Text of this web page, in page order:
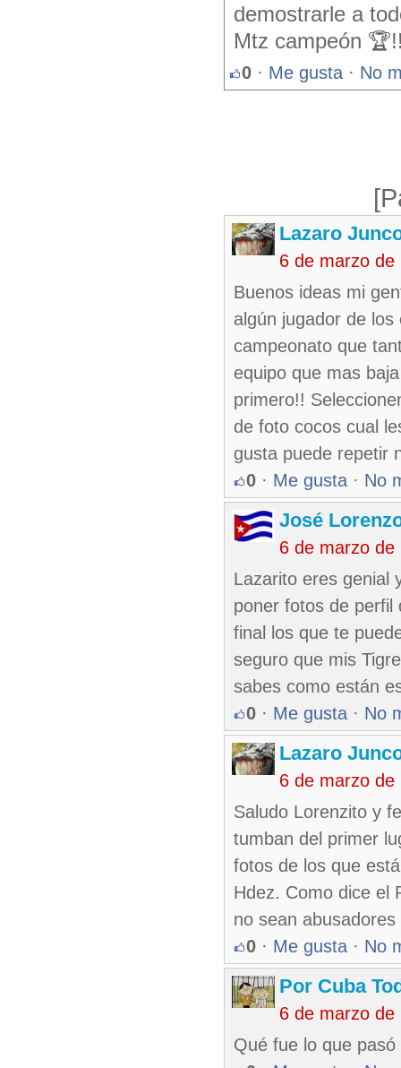
demostrarle a
Mtz campeón
0 · Me gusta · No
Lazaro
6 de marzo de
Buenos ideas mi
algún jugador de
campeonato que
equipo que mas
primero!!
de foto cocos cual
gusta puede repetir
0 · Me gusta · No
José
6 de marzo de
Lazarito eres genial
poner fotos de perfil
final los que te
seguro que mis
sabes como están
0 · Me gusta · No
Lazaro
6 de marzo de
Saludo Lorenzito y
tumban del primer
fotos de los que
Hdez. Como dice el
no sean
0 · Me gusta · No
Por Cuba
6 de marzo de
Qué fue lo que